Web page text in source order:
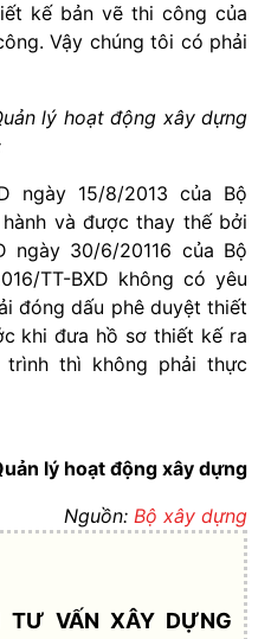
kế bản vẽ thi công của
Vậy chúng tôi có phải
lý hoạt động xây dựng
ngày 15/8/2013 của Bộ
và được thay thế bởi
ngày 30/6/20116 của Bộ
TT-BXD không có yêu
đóng dấu phê duyệt thiết
khi đưa hồ sơ thiết kế ra
thì không phải thực
lý hoạt động xây dựng
Nguồn: Bộ xây dựng
TƯ VẤN XÂY DỰNG